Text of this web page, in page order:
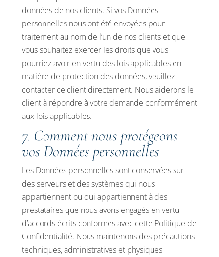
données de nos clients. Si vos Données
personnelles nous ont été envoyées pour
traitement au nom de l’un de nos clients et que
vous souhaitez exercer les droits que vous
pourriez avoir en vertu des lois applicables en
matière de protection des données, veuillez
contacter ce client directement. Nous aiderons le
client à répondre à votre demande conformément
aux lois applicables.
7. Comment nous protégeons
vos Données personnelles
Les Données personnelles sont conservées sur
des serveurs et des systèmes qui nous
appartiennent ou qui appartiennent à des
prestataires que nous avons engagés en vertu
d’accords écrits conformes avec cette Politique de
Confidentialité. Nous maintenons des précautions
techniques, administratives et physiques